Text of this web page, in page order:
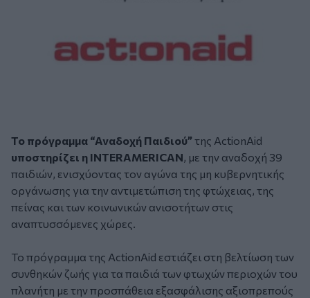
Το πρόγραμμα “Αναδοχή Παιδιού”της ActionAid
υποστηρίζει η INTERAMERICAN, με την αναδοχή 39
παιδιών, ενισχύοντας τον αγώνα της μη κυβερνητικής
οργάνωσης για την αντιμετώπιση της φτώχειας, της
πείνας και των κοινωνικών ανισοτήτων στις
αναπτυσσόμενες χώρες.
Το πρόγραμμα της ActionAid εστιάζει στη βελτίωση των
συνθηκών ζωής για τα παιδιά των φτωχών περιοχών του
πλανήτη με την προσπάθεια εξασφάλισης αξιοπρεπούς